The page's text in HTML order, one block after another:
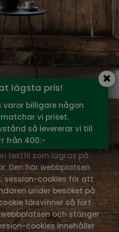
textfil som lagras på
Den här webbplatsen
session-cookies för att
under besöket på
försvinner så fort
och stänger
cookies innehåller
lägsta pris!
varor billigare någon
vi priset.
så levererar vi till
från 400:-